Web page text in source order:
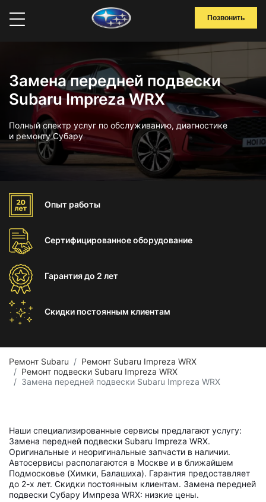
Позвонить
Замена передней подвески
Subaru Impreza WRX
Полный спектр услуг по обслуживанию, диагностике
и ремонту Субару
Опыт работы
Сертифицированноеоборудование
Гарантиядо 2 лет
Скидки постоянным клиентам
Ремонт Subaru
Ремонт Subaru Impreza WRX
Ремонт подвески Subaru Impreza WRX
Замена передней подвески Subaru Impreza WRX
Наши специализированные сервисы предлагают услугу:
Замена передней подвески Subaru Impreza WRX.
Оригинальные и неоригинальные запчасти в наличии.
Автосервисы располагаются в Москве и в ближайшем
Подмосковье (Химки, Балашиха). Гарантия предоставляет
до 2-х лет. Скидки постоянным клиентам. Замена передней
подвески Субару Импреза WRX: низкие цены.